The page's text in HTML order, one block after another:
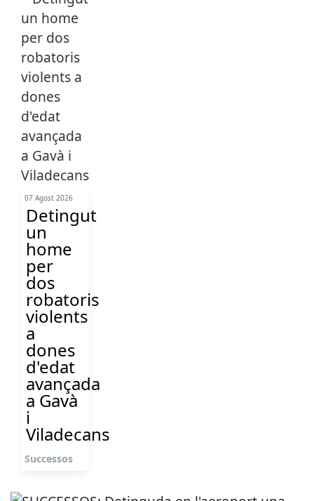
07 Agost 2026
Detingut
un
home
per
dos
robatoris
violents
a
dones
d'edat
avançada
a Gavà
i
Viladecans
Successos